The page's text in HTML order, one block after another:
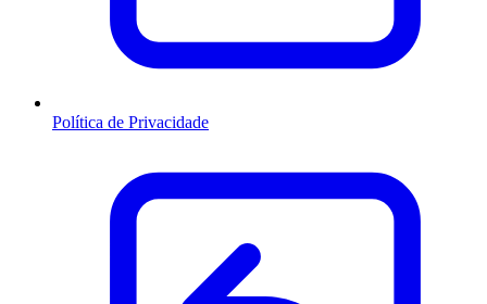
Política de Privacidade